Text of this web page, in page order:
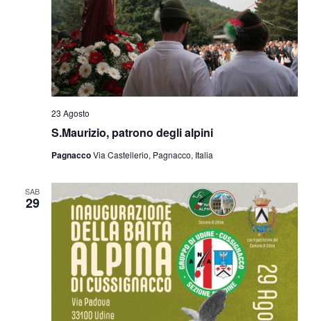
S.Maurizio, patrono degli alpini
23 Agosto
PagnaccoVia Castellerio, Pagnacco, Italia
SAB
29